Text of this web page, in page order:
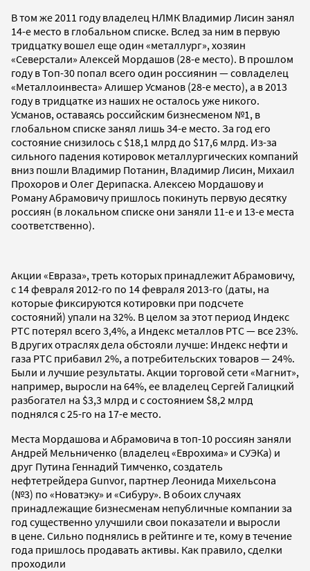
В том же 2011 году владелец НЛМК Владимир Лисин занял
14-е место в глобальном списке. Вслед за ним в первую
тридцатку вошел еще один «металлург», хозяин
«Северстали» Алексей Мордашов (28-е место). В прошлом
году в Топ-30 попал всего один россиянин — совладелец
«Металлоинвеста» Алишер Усманов (28-е место), а в 2013
году в тридцатке из наших не осталось уже никого.
Усманов, оставаясь российским бизнесменом №1, в
глобальном списке занял лишь 34-е место. За год его
состояние снизилось с $18,1 млрд до $17,6 млрд. Из-за
сильного падения котировок металлургических компаний
вниз пошли Владимир Потанин, Владимир Лисин, Михаил
Прохоров и Олег Дерипаска. Алексею Мордашову и
Роману Абрамовичу пришлось покинуть первую десятку
россиян (в локальном списке они заняли 11-е и 13-е места
соответственно).
Акции «Евраза», треть которых принадлежит Абрамовичу,
с 14 февраля 2012-го по 14 февраля 2013-го (даты, на
которые фиксируются котировки при подсчете
состояний) упали на 32%. В целом за этот период Индекс
РТС потерял всего 3,4%, а Индекс металлов РТС — все 23%.
В других отраслях дела обстояли лучше: Индекс нефти и
газа РТС прибавил 2%, а потребительских товаров — 24%.
Были и лучшие результаты. Акции торговой сети «Магнит»,
например, выросли на 64%, ее владелец Сергей Галицкий
разбогател на $3,3 млрд и с состоянием $8,2 млрд
поднялся с 25-го на 17-е место.
Места Мордашова и Абрамовича в топ-10 россиян заняли
Андрей Мельниченко (владелец «Еврохима» и СУЭКа) и
друг Путина Геннадий Тимченко, создатель
нефтетрейдера Gunvor, партнер Леонида Михельсона
(№3) по «Новатэку» и «Сибуру». В обоих случаях
принадлежащие бизнесменам непубличные компании за
год существенно улучшили свои показатели и выросли
в цене. Сильно поднялись в рейтинге и те, кому в течение
года пришлось продавать активы. Как правило, сделки
проходили